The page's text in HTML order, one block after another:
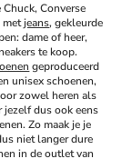
Converse
met jeans, gekleurde
dame of heer,
te koop.
geproduceerd
unisex schoenen,
zowel heren als
jezelf dus ook eens
niet langer dure
in de outlet van